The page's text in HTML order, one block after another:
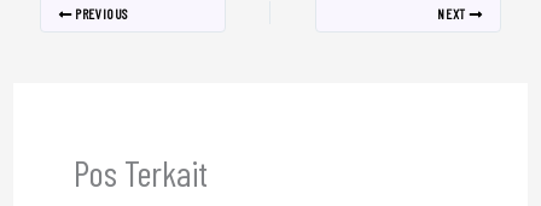
PREVIOUS NEXT
Pos Terkait